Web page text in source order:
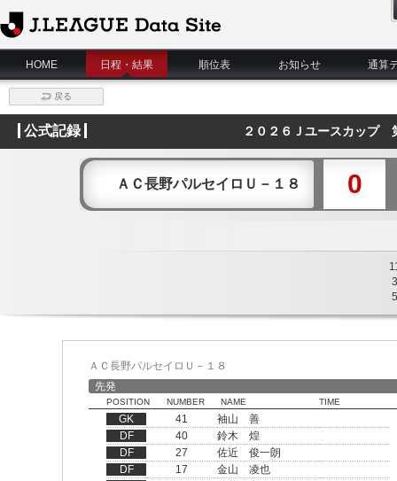
J.League Data Site
HOME
日程・結果 順位表 お知らせ 通算
戻る
公式記録 ２０２６Ｊユースカップ
ＡＣ長野パルセイロＵ－１８ 0
3
5
ＡＣ長野パルセイロＵ－１８
先発
POSITION NUMBER NAME TIME
GK 41
袖山 善
DF
40
鈴木 煌
DF
27
佐近 俊一朗
DF
17
金山 凌也